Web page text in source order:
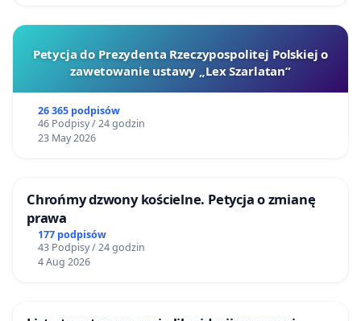
Petycja do Prezydenta Rzeczypospolitej Polskiej o
zawetowanie ustawy „Lex Szarlatan”
26 365 podpisów
46 Podpisy / 24 godzin
23 May 2026
Chrońmy dzwony kościelne. Petycja o zmianę
prawa
177 podpisów
43 Podpisy / 24 godzin
4 Aug 2026